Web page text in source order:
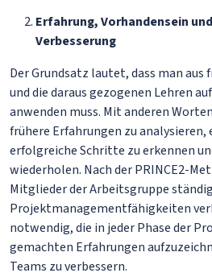
Erfahrung, Vorhandensein
Verbesserung
Der Grundsatz lautet, dass man
und die daraus gezogenen Lehren
anwenden muss. Mit anderen
frühere Erfahrungen zu
erfolgreiche Schritte zu erkennen
wiederholen. Nach der PRINCE2-
Mitglieder der Arbeitsgruppe
Projektmanagementfähigkeiten
notwendig, die in jeder Phase der
gemachten Erfahrungen
Teams zu verbessern.